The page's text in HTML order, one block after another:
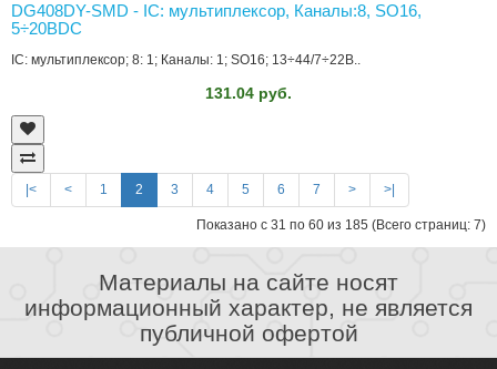
DG408DY-SMD - IC: мультиплексор, Каналы:8, SO16,
5÷20ВDC
IC: мультиплексор; 8: 1; Каналы: 1; SO16; 13÷44/7÷22В..
131.04 руб.
|< < 1 2 3 4 5 6 7 > >|
Показано с 31 по 60 из 185 (Всего страниц: 7)
Материалы на сайте носят
информационный характер, не является
публичной офертой